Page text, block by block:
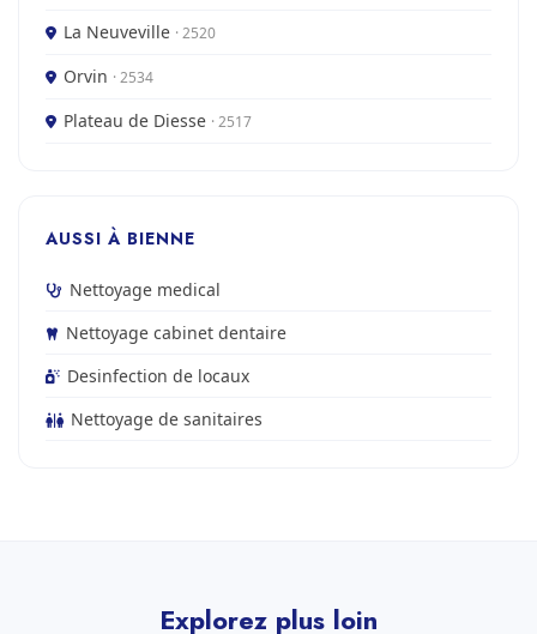
La Neuveville · 2520
Orvin · 2534
Plateau de Diesse · 2517
AUSSI À BIENNE
Nettoyage medical
Nettoyage cabinet dentaire
Desinfection de locaux
Nettoyage de sanitaires
Explorez plus loin